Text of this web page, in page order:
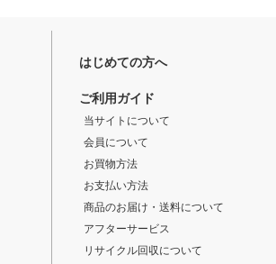
はじめての方へ
ご利用ガイド
当サイトについて
会員について
お買物方法
お支払い方法
商品のお届け・送料について
アフターサービス
リサイクル回収について